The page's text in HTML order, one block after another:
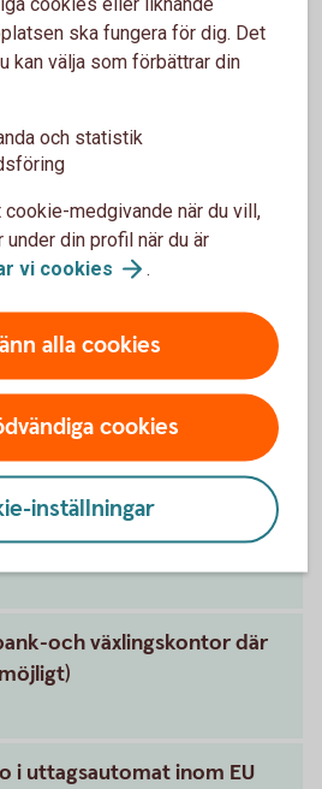
slitet eller kommit bort kan du
ung
och växlingskontor där
i uttagsautomat inom EU
ska fungera för dig. Det
kan välja som förbättrar din
och statistik
medgivande när du vill,
din profil när du är
vi cookies .
alla cookies
cookies
inställningar